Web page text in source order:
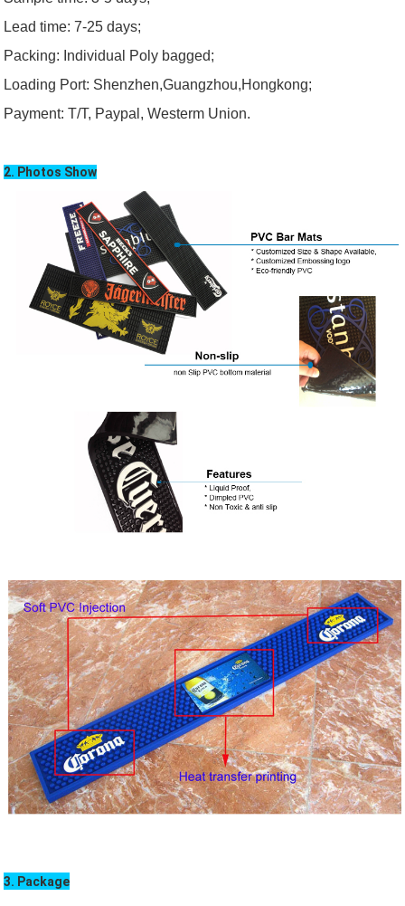
Lead time: 7-25 days;
Packing: Individual Poly bagged;
Loading Port: Shenzhen,Guangzhou,Hongkong;
Payment:T/T, Paypal, Westerm Union.
2. Photos Show
3. Package